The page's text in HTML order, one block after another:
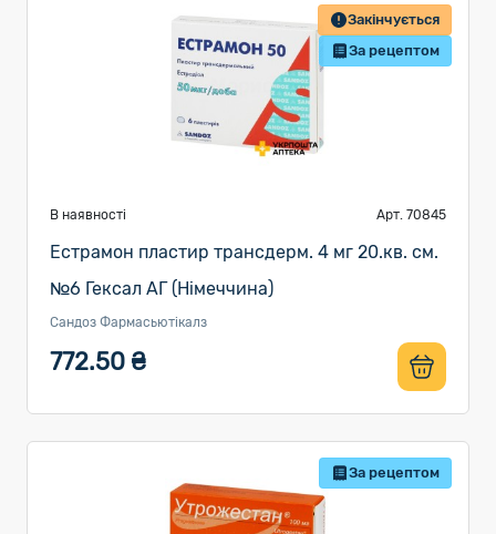
Закінчується
За рецептом
В наявності Арт. 70845
Естрамон пластир трансдерм. 4 мг 20.кв. см.
№6 Гексал АГ (Німеччина)
Сандоз Фармасьютікалз
772.50 ₴
За рецептом